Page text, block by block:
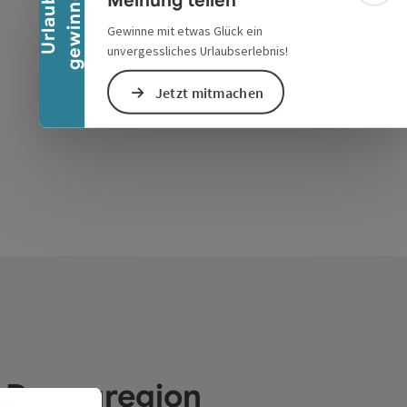
U
r
l
a
u
b
g
e
w
i
n
n
en
Gewinne mit etwas Glück ein
unvergessliches Urlaubserlebnis!
Jetzt mitmachen